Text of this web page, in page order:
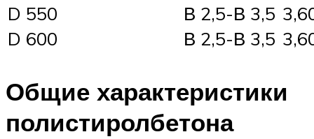
D 550
В 2,5-В 3,5
D 600
В 2,5-В 3,5
Общие характеристики
полистиролбетона